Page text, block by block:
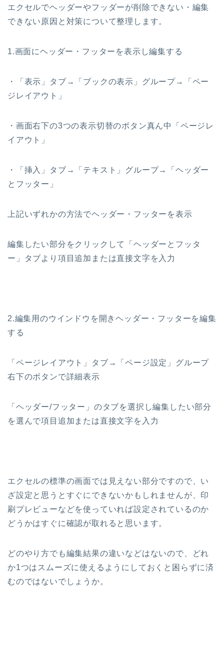
エクセルでヘッダーやフッダーが削除できない・編集
できない原因と対策について整理します。
1.画面にヘッダー・フッターを表示し編集する
・「表示」タブ→「ブックの表示」グループ→「ペー
ジレイアウト」
・画面右下の3つの表示切替のボタン真ん中「ページレ
イアウト」
・「挿入」タブ→「テキスト」グループ→「ヘッダー
とフッター」
上記いずれかの方法でヘッダー・フッターを表示
編集したい部分をクリックして「ヘッダーとフッタ
ー」タブより項目追加または直接文字を入力
2.編集用のウインドウを開きヘッダー・フッターを編集
する
「ページレイアウト」タブ→「ページ設定」グループ
右下のボタンで詳細表示
「ヘッダー/フッター」のタブを選択し編集したい部分
を選んで項目追加または直接文字を入力
エクセルの標準の画面では見えない部分ですので、い
ざ設定と思うとすぐにできないかもしれませんが、印
刷プレビューなどを使っていれば設定されているのか
どうかはすぐに確認が取れると思います。
どのやり方でも編集結果の違いなどはないので、どれ
か1つはスムーズに使えるようにしておくと困らずに済
むのではないでしょうか。